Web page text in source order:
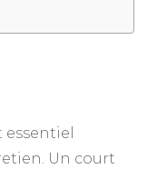
Un court